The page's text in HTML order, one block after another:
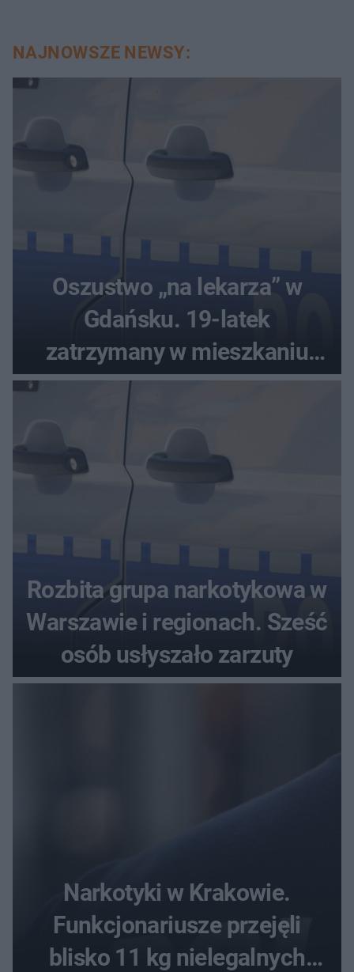
NAJNOWSZE NEWSY:
Oszustwo „na lekarza” w
Gdańsku. 19-latek
zatrzymany w mieszkaniu
seniora
Rozbita grupa narkotykowa w
Warszawie i regionach. Sześć
osób usłyszało zarzuty
Narkotyki w Krakowie.
Funkcjonariusze przejęli
blisko 11 kg nielegalnych